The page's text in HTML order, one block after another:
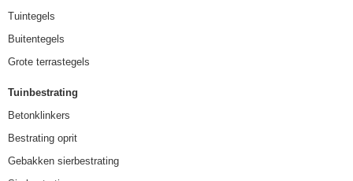
Tuintegels
Buitentegels
Grote terrastegels
Tuinbestrating
Betonklinkers
Bestrating oprit
Gebakken sierbestrating